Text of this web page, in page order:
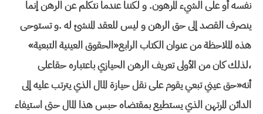
نفسه أو على الشيء المرهون. و لكننا عندما نتكلم عن الرهن إنما
ينصرف القصد إلى حق الرهن و ليس للعقد المنشئ له .و تستوحى
هذه الملاحظة من عنوان الكتاب الرابع«الحقوق العينية التبعية»
،لذلك كان من الأولى تعريف الرهن الحيازي باعتباره حقاعلى
أنه«حق عيني تبعي يقوم على نقل حيازة المال الذي يترتب عليه إلى
الدائن المرتهن الذي يستطيع بمقتضاه حبس هذا المال حتى استيفاء